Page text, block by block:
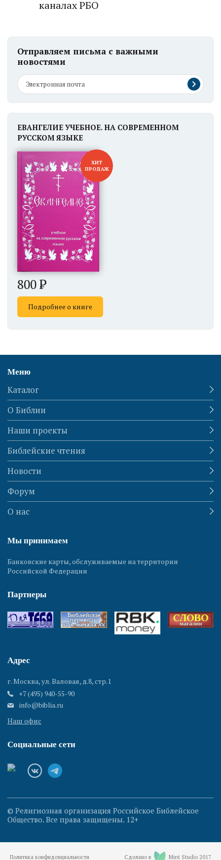
каналах РБО
Отправляем письма с важными
новостями
ЕВАНГЕЛИЕ УЧЕБНОЕ. НА СОВРЕМЕННОМ
РУССКОМ ЯЗЫКЕ
ХИТ
ПРОДАЖ
800
Подробнее о книге
Меню
Каталог
О Библии
Наши проекты
Библейские чтения
Новости
Форум
О нас
Мы принимаем
Банковские карты, обслуживаемые на территории
Российской Федерации
Партнеры
Адрес
г. Москва, ул. Валовая, д.8, стр.1
+7 (495) 940-55-90
info@biblia.ru
Наш офис
Социальные сети
© Религиозная организация Российское Библейское
Общество. Все права защищены. 12+
Политика конфиденциальности Сделано в Mint Studio 2017